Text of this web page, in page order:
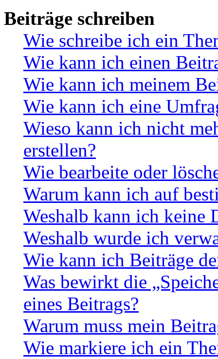
Beiträge schreiben
Wie schreibe ich ein
Wie kann ich einen
Wie kann ich meinem
Wie kann ich eine
Wieso kann ich nicht
erstellen?
Wie bearbeite oder
Warum kann ich auf
Weshalb kann ich keine
Weshalb wurde ich
Wie kann ich Beiträge
Was bewirkt die
eines Beitrags?
Warum muss mein
Wie markiere ich ein